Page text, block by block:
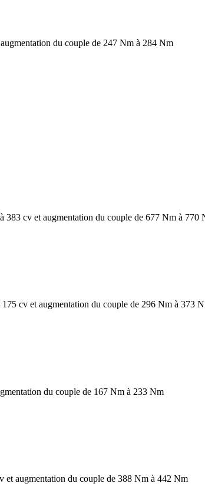
du couple de 247 Nm à 284 Nm
383 cv et augmentation du couple de 677 Nm à 770
cv et augmentation du couple de 296 Nm à 373
du couple de 167 Nm à 233 Nm
augmentation du couple de 388 Nm à 442 Nm